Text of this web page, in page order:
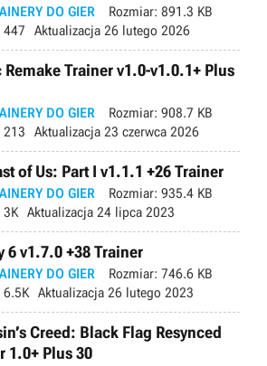
DO GIER Rozmiar: 891.3 KB
447 Aktualizacja 26 lutego 2026
Remake Trainer v1.0-v1.0.1+ Plus
DO GIER Rozmiar: 908.7 KB
213 Aktualizacja 23 czerwca 2026
of Us: Part I v1.1.1 +26 Trainer
DO GIER Rozmiar: 935.4 KB
3K Aktualizacja 24 lipca 2023
6 v1.7.0 +38 Trainer
DO GIER Rozmiar: 746.6 KB
6.5K Aktualizacja 26 lutego 2023
Creed: Black Flag Resynced
1.0+ Plus 30